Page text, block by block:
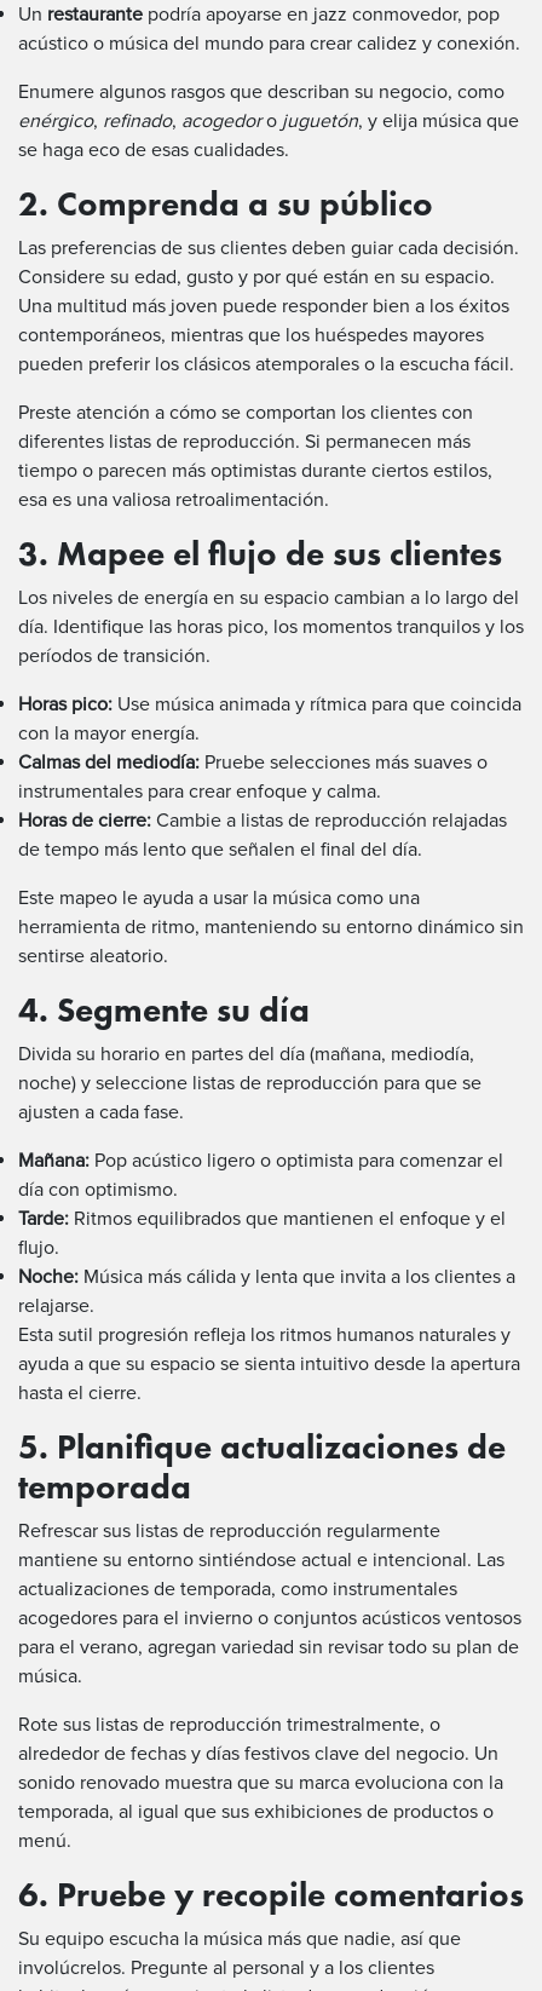
Un restaurante podría apoyarse en jazz conmovedor, pop
acústico o música del mundo para crear calidez y conexión.
Enumere algunos rasgos que describan su negocio, como
enérgico, refinado, acogedoro juguetón, y elija música que
se haga eco de esas cualidades.
2. Comprenda a su público
Las preferencias de sus clientes deben guiar cada decisión.
Considere su edad, gusto y por qué están en su espacio.
Una multitud más joven puede responder bien a los éxitos
contemporáneos, mientras que los huéspedes mayores
pueden preferir los clásicos atemporales o la escucha fácil.
Preste atención a cómo se comportan los clientes con
diferentes listas de reproducción. Si permanecen más
tiempo o parecen más optimistas durante ciertos estilos,
esa es una valiosa retroalimentación.
3. Mapee el flujo de sus clientes
Los niveles de energía en su espacio cambian a lo largo del
día. Identifique las horas pico, los momentos tranquilos y los
períodos de transición.
Horas pico: Use música animada y rítmica para que coincida
con la mayor energía.
Calmas del mediodía: Pruebe selecciones más suaves o
instrumentales para crear enfoque y calma.
Horas de cierre: Cambie a listas de reproducción relajadas
de tempo más lento que señalen el final del día.
Este mapeo le ayuda a usar la música como una
herramienta de ritmo, manteniendo su entorno dinámico sin
sentirse aleatorio.
4. Segmente su día
Divida su horario en partes del día (mañana, mediodía,
noche) y seleccione listas de reproducción para que se
ajusten a cada fase.
Mañana: Pop acústico ligero o optimista para comenzar el
día con optimismo.
Tarde: Ritmos equilibrados que mantienen el enfoque y el
flujo.
Noche: Música más cálida y lenta que invita a los clientes a
relajarse.
Esta sutil progresión refleja los ritmos humanos naturales y
ayuda a que su espacio se sienta intuitivo desde la apertura
hasta el cierre.
5. Planifique actualizaciones de
temporada
Refrescar sus listas de reproducción regularmente
mantiene su entorno sintiéndose actual e intencional. Las
actualizaciones de temporada, como instrumentales
acogedores para el invierno o conjuntos acústicos ventosos
para el verano, agregan variedad sin revisar todo su plan de
música.
Rote sus listas de reproducción trimestralmente, o
alrededor de fechas y días festivos clave del negocio. Un
sonido renovado muestra que su marca evoluciona con la
temporada, al igual que sus exhibiciones de productos o
menú.
6. Pruebe y recopile comentarios
Su equipo escucha la música más que nadie, así que
involúcrelos. Pregunte al personal y a los clientes